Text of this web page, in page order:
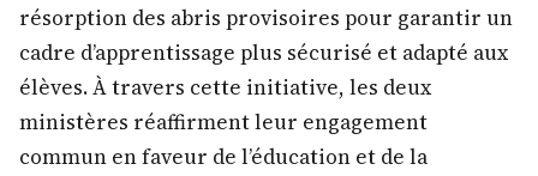
résorption des abris provisoires pour garantir un
cadre d’apprentissage plus sécurisé et adapté aux
élèves. À travers cette initiative, les deux
ministères réaffirment leur engagement
commun en faveur de l’éducation et de la